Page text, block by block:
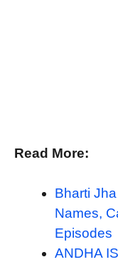
Read More:
Bharti
Names,
Episodes
ANDHA